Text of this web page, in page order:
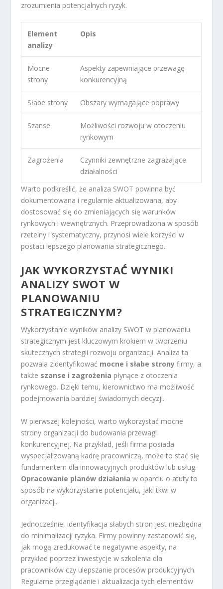
zrozumienia potencjalnych ryzyk.
Element
analizy
Opis
Mocne
strony
Aspekty zapewniające przewagę
konkurencyjną
Słabe strony Obszary wymagające poprawy
Szanse
Możliwości rozwoju w otoczeniu
rynkowym
Zagrożenia
Czynniki zewnętrzne zagrażające
działalności
Warto podkreślić, że analiza SWOT powinna być
dokumentowana i regularnie aktualizowana, aby
dostosować się do zmieniających się warunków
rynkowych i wewnętrznych. Przeprowadzona w sposób
rzetelny i systematyczny, przynosi wiele korzyści w
postaci lepszego planowania strategicznego.
JAK WYKORZYSTAĆ WYNIKI
ANALIZY SWOT W
PLANOWANIU
STRATEGICZNYM?
Wykorzystanie wyników analizy SWOT w planowaniu
strategicznym jest kluczowym krokiem w tworzeniu
skutecznych strategii rozwoju organizacji. Analiza ta
pozwala zidentyfikować mocne i słabe strony firmy, a
także szanse i zagrożenia płynące z otoczenia
rynkowego. Dzięki temu, kierownictwo ma możliwość
podejmowania bardziej świadomych decyzji.
W pierwszej kolejności, warto wykorzystać mocne
strony organizacji do budowania przewagi
konkurencyjnej. Na przykład, jeśli firma posiada
wyspecjalizowaną kadrę pracowniczą, może to stać się
fundamentem dla innowacyjnych produktów lub usług.
Opracowanie planów działania w oparciu o atuty to
sposób na wykorzystanie potencjału, jaki tkwi w
organizacji.
Jednocześnie, identyfikacja słabych stron jest niezbędna
do minimalizacji ryzyka. Firmy powinny zastanowić się,
jak mogą zredukować te negatywne aspekty, na
przykład poprzez inwestycje w szkolenia dla
pracowników czy ulepszanie procesów produkcyjnych.
Regularne przeglądanie i aktualizacja tych elementów